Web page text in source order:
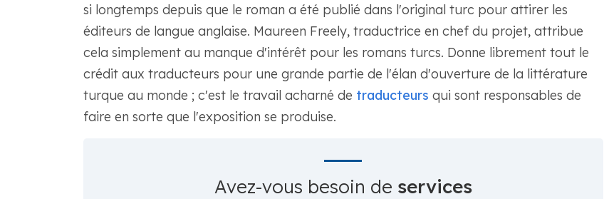
si longtemps depuis que le roman a été publié dans l'original turc pour attirer les
éditeurs de langue anglaise. Maureen Freely, traductrice en chef du projet, attribue
cela simplement au manque d'intérêt pour les romans turcs. Donne librement tout le
crédit aux traducteurs pour une grande partie de l'élan d'ouverture de la littérature
turque au monde ; c'est le travail acharné de traducteurs qui sont responsables de
faire en sorte que l'exposition se produise.
Avez-vous besoin de services